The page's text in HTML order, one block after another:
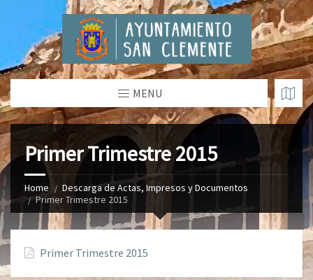
MENU
Primer Trimestre 2015
Home
Descarga de Actas, Impresos y Documentos
Primer Trimestre 2015
Primer Trimestre 2015